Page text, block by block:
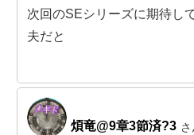
次回のSEシリーズに期待し
夫だと
煩竜@9章3節済?3 さ